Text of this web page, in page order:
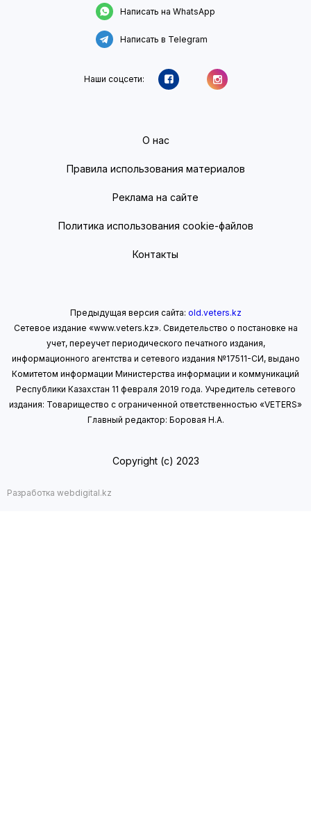
Написать на WhatsApp
Написать в Telegram
Наши соцсети:
О нас
Правила использования материалов
Реклама на сайте
Политика использования cookie-файлов
Контакты
Предыдущая версия сайта: old.veters.kz
Сетевое издание «www.veters.kz». Свидетельство о постановке на
учет, переучет периодического печатного издания,
информационного агентства и сетевого издания №17511-СИ, выдано
Комитетом информации Министерства информации и коммуникаций
Республики Казахстан 11 февраля 2019 года. Учредитель сетевого
издания: Товарищество с ограниченной ответственностью «VETERS»
Главный редактор: Боровая Н.А.
Copyright (с) 2023
Разработка webdigital.kz